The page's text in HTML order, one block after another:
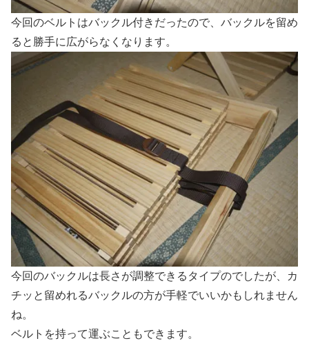
今回のベルトはバックル付きだったので、バックルを留め
ると勝手に広がらなくなります。
今回のバックルは長さが調整できるタイプのでしたが、カ
チッと留めれるバックルの方が手軽でいいかもしれません
ね。
ベルトを持って運ぶこともできます。